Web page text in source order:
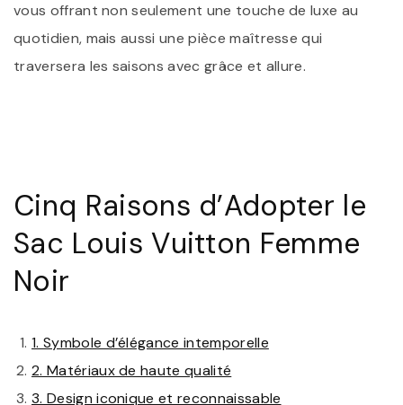
vous offrant non seulement une touche de luxe au
quotidien, mais aussi une pièce maîtresse qui
traversera les saisons avec grâce et allure.
Cinq Raisons d’Adopter le
Sac Louis Vuitton Femme
Noir
1. Symbole d’élégance intemporelle
2. Matériaux de haute qualité
3. Design iconique et reconnaissable